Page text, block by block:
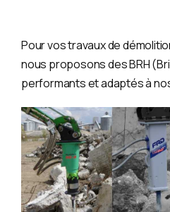
Pour vos travaux de
nous proposons des BRH
performants et adaptés à